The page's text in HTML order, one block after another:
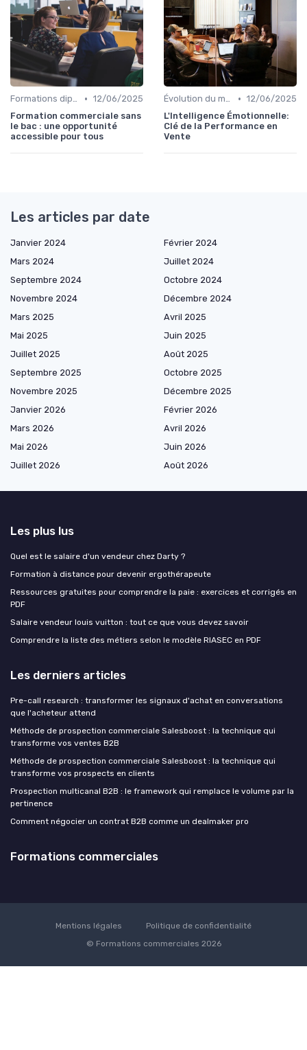
Formations diplômantes • 12/06/2025
Formation commerciale sans
le bac : une opportunité
accessible pour tous
Évolution du marché et des consommateurs • 12/06/2025
L'Intelligence Émotionnelle:
Clé de la Performance en
Vente
Les articles par date
Janvier 2024
Février 2024
Mars 2024
Juillet 2024
Septembre 2024
Octobre 2024
Novembre 2024
Décembre 2024
Mars 2025
Avril 2025
Mai 2025
Juin 2025
Juillet 2025
Août 2025
Septembre 2025
Octobre 2025
Novembre 2025
Décembre 2025
Janvier 2026
Février 2026
Mars 2026
Avril 2026
Mai 2026
Juin 2026
Juillet 2026
Août 2026
Les plus lus
Quel est le salaire d'un vendeur chez Darty ?
Formation à distance pour devenir ergothérapeute
Ressources gratuites pour comprendre la paie : exercices et corrigés en
PDF
Salaire vendeur louis vuitton : tout ce que vous devez savoir
Comprendre la liste des métiers selon le modèle RIASEC en PDF
Les derniers articles
Pre-call research : transformer les signaux d'achat en conversations
que l'acheteur attend
Méthode de prospection commerciale Salesboost : la technique qui
transforme vos ventes B2B
Méthode de prospection commerciale Salesboost : la technique qui
transforme vos prospects en clients
Prospection multicanal B2B : le framework qui remplace le volume par la
pertinence
Comment négocier un contrat B2B comme un dealmaker pro
Formations commerciales
Mentions légales
Politique de confidentialité
© Formations commerciales 2026